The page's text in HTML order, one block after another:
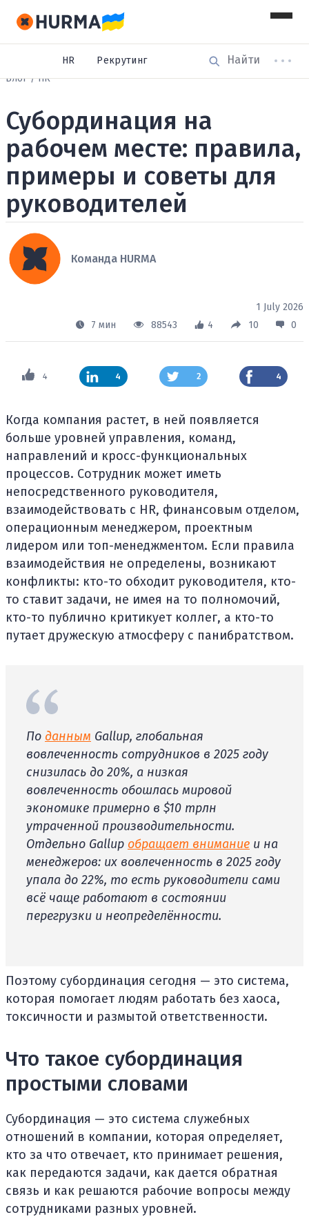
HR
Рекрутинг
Блог
HR
Субординация на
рабочем месте: правила,
примеры и советы для
руководителей
Команда HURMA
1 July 2026
7 мин
88543 4 10 0
4 4 2 4
Когда компания растет, в ней появляется
больше уровней управления, команд,
направлений и кросс-функциональных
процессов. Сотрудник может иметь
непосредственного руководителя,
взаимодействовать с HR, финансовым отделом,
операционным менеджером, проектным
лидером или топ-менеджментом. Если правила
взаимодействия не определены, возникают
конфликты: кто-то обходит руководителя, кто-
то ставит задачи, не имея на то полномочий,
кто-то публично критикует коллег, а кто-то
путает дружескую атмосферу с панибратством.
По данным Gallup, глобальная
вовлеченность сотрудников в 2025 году
снизилась до 20%, а низкая
вовлеченность обошлась мировой
экономике примерно в $10 трлн
утраченной производительности.
Отдельно Gallup обращает внимание и на
менеджеров: их вовлеченность в 2025 году
упала до 22%, то есть руководители сами
всё чаще работают в состоянии
перегрузки и неопределённости.
Поэтому субординация сегодня — это система,
которая помогает людям работать без хаоса,
токсичности и размытой ответственности.
Что такое субординация
простыми словами
Субординация — это система служебных
отношений в компании, которая определяет,
кто за что отвечает, кто принимает решения,
как передаются задачи, как дается обратная
связь и как решаются рабочие вопросы между
сотрудниками разных уровней.